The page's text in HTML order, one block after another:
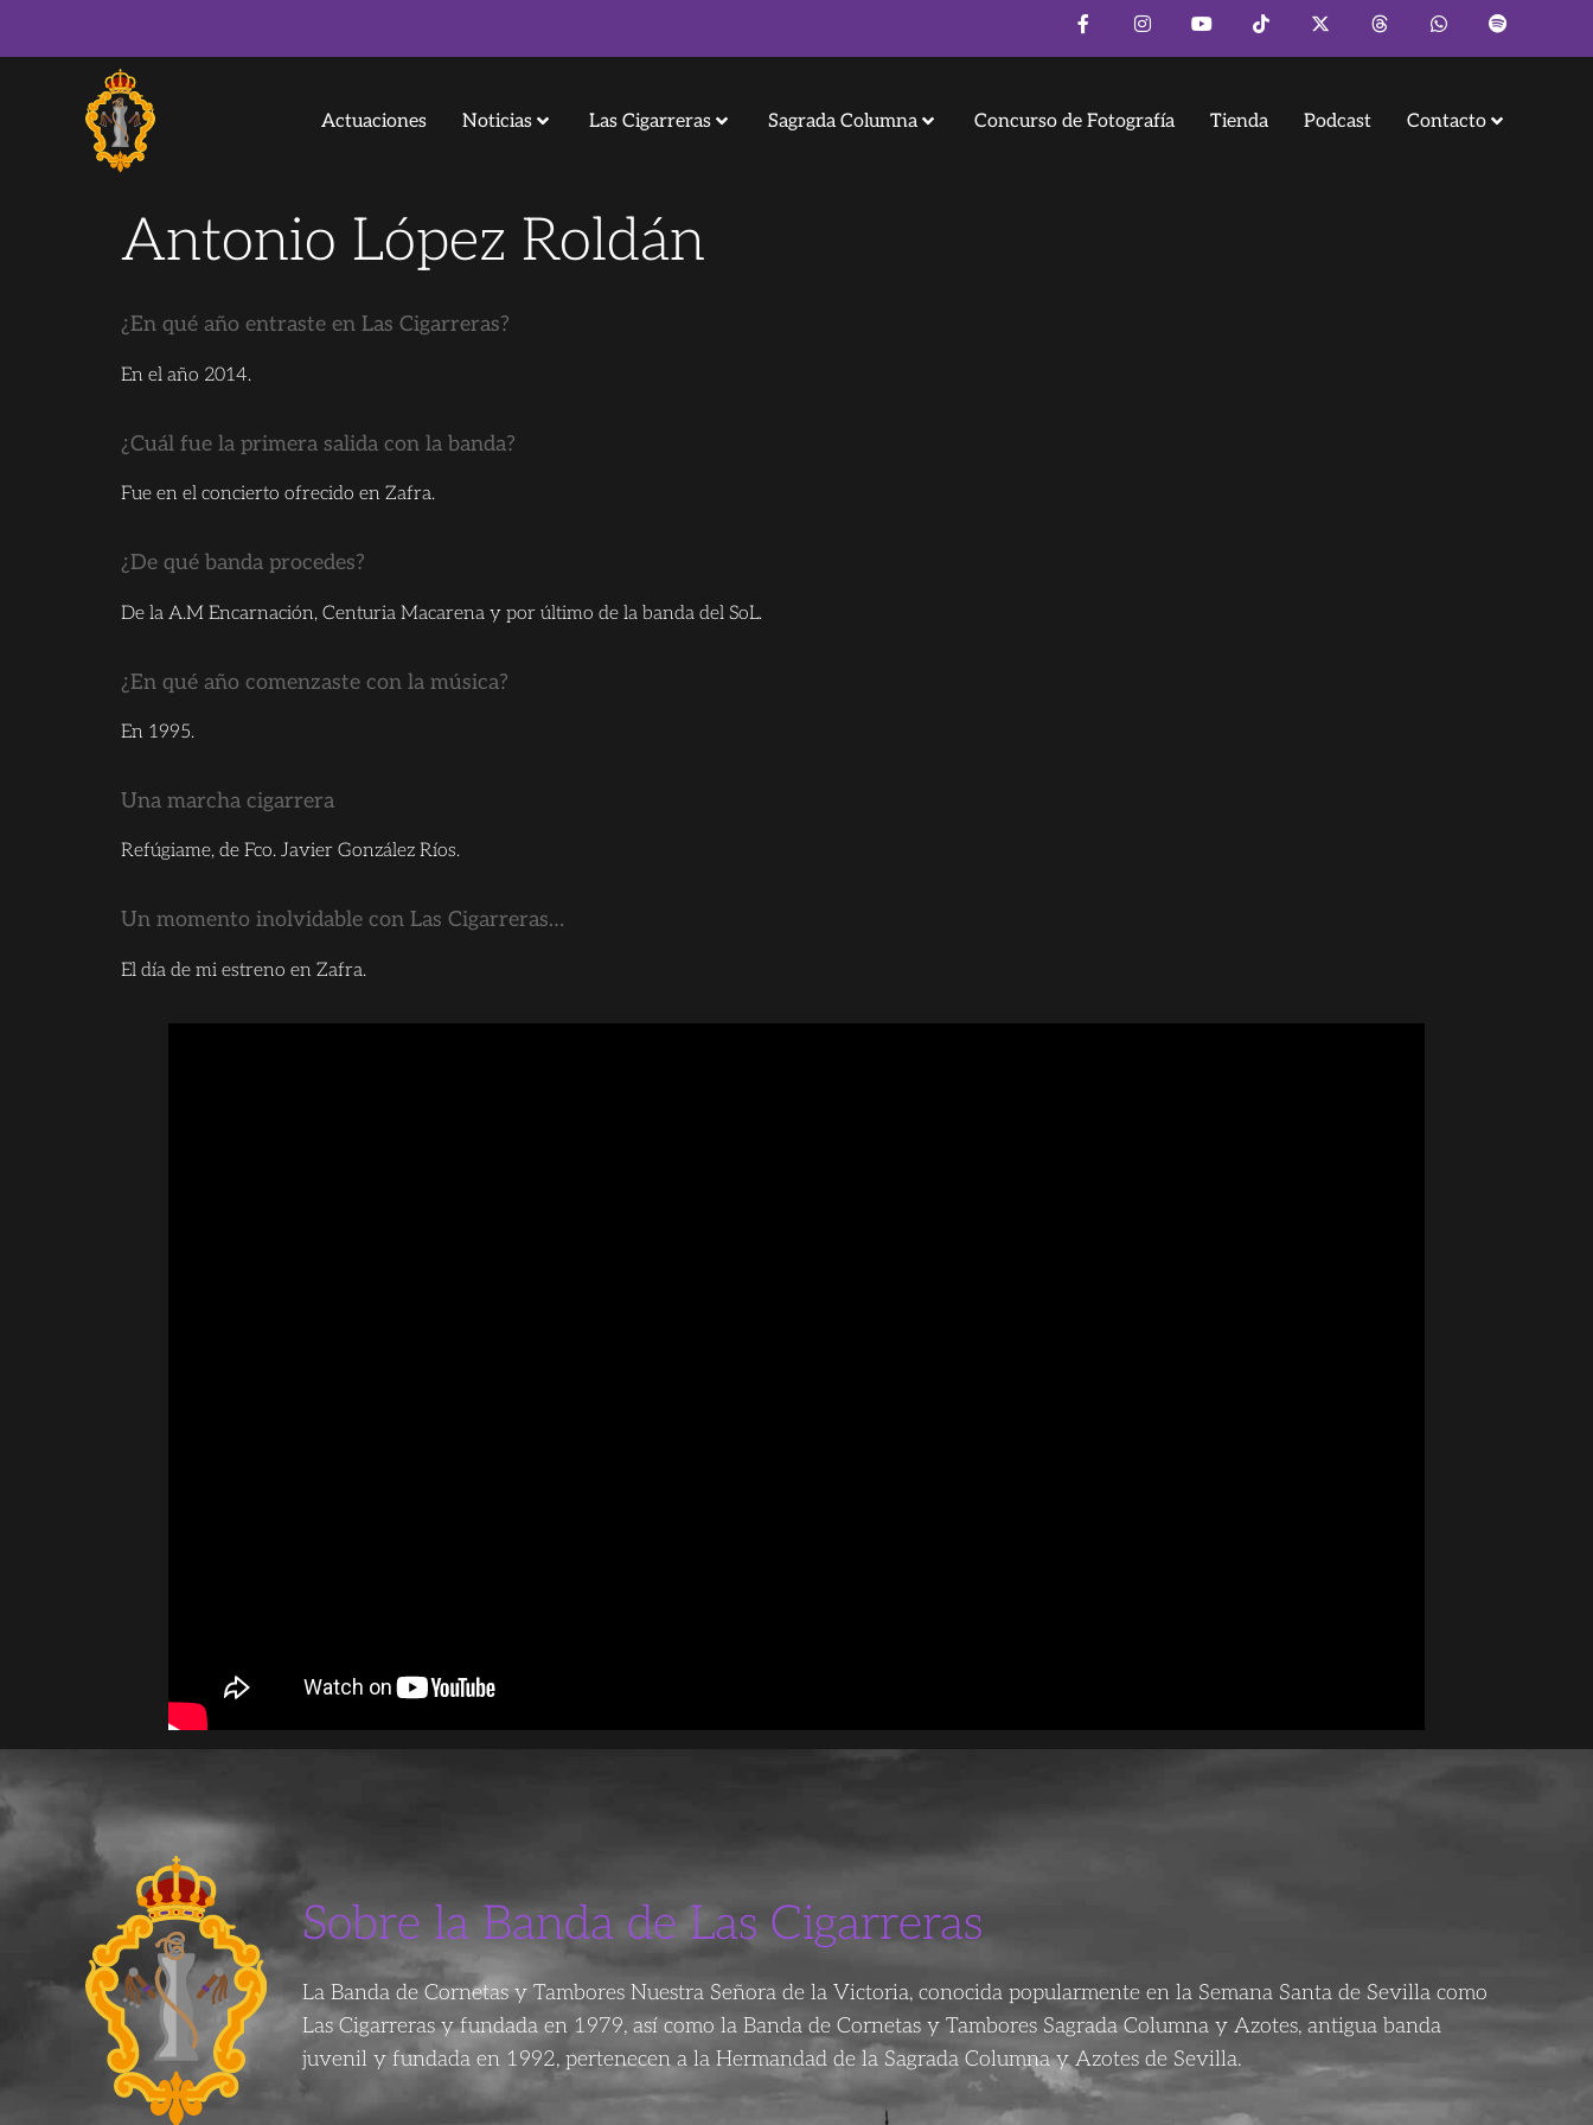
Actuaciones Noticias Las Cigarreras Sagrada Columna Concurso de Fotografía Tienda Podcast Contacto
Antonio López Roldán
¿En qué año entraste en Las Cigarreras?
En el año 2014.
¿Cuál fue la primera salida con la banda?
Fue en el concierto ofrecido en Zafra.
¿De qué banda procedes?
De la A.M Encarnación, Centuria Macarena y por último de la banda del SoL.
¿En qué año comenzaste con la música?
En 1995.
Una marcha cigarrera
Refúgiame, de Fco. Javier González Ríos.
Un momento inolvidable con Las Cigarreras…
El día de mi estreno en Zafra.
Sobre la Banda de Las Cigarreras
La Banda de Cornetas y Tambores Nuestra Señora de la Victoria, conocida popularmente en la Semana Santa de Sevilla como
Las Cigarreras y fundada en 1979, así como la Banda de Cornetas y Tambores Sagrada Columna y Azotes, antigua banda
juvenil y fundada en 1992, pertenecen a la Hermandad de la Sagrada Columna y Azotes de Sevilla.